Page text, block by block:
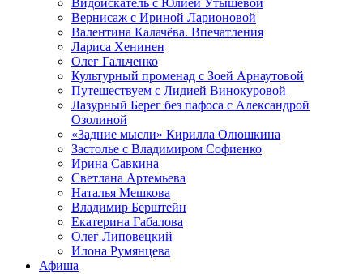
Видоискатель с Юлией Утышевой
Вернисаж с Ириной Ларионовой
Валентина Калачёва. Впечатления
Лариса Хенинен
Олег Гальченко
Культурный променад с Зоей Арнаутовой
Путешествуем с Лидией Винокуровой
Лазурный Берег без пафоса с Александрой
Озолиной
«Задние мысли» Кирилла Олюшкина
Застолье с Владимиром Софиенко
Ирина Савкина
Светлана Артемьева
Наталья Мешкова
Владимир Берштейн
Екатерина Габалова
Олег Липовецкий
Илона Румянцева
Афиша